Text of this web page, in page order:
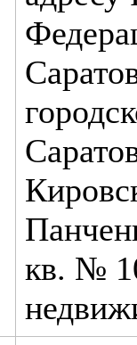
кв. №